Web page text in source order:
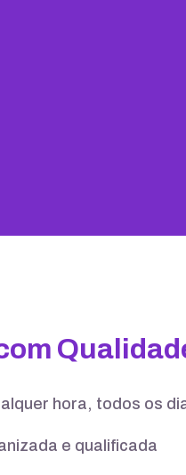
hora, todos os
e qualificada